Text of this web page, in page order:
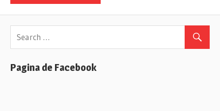
Pagina de Facebook